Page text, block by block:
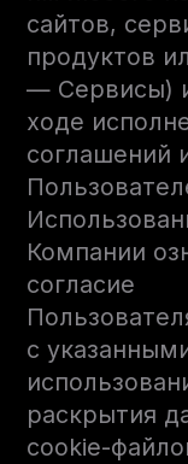
сайтов,
продуктов
— Сервисы)
ходе
соглашений
Компании
согласие
с
раскрытия
cookie-